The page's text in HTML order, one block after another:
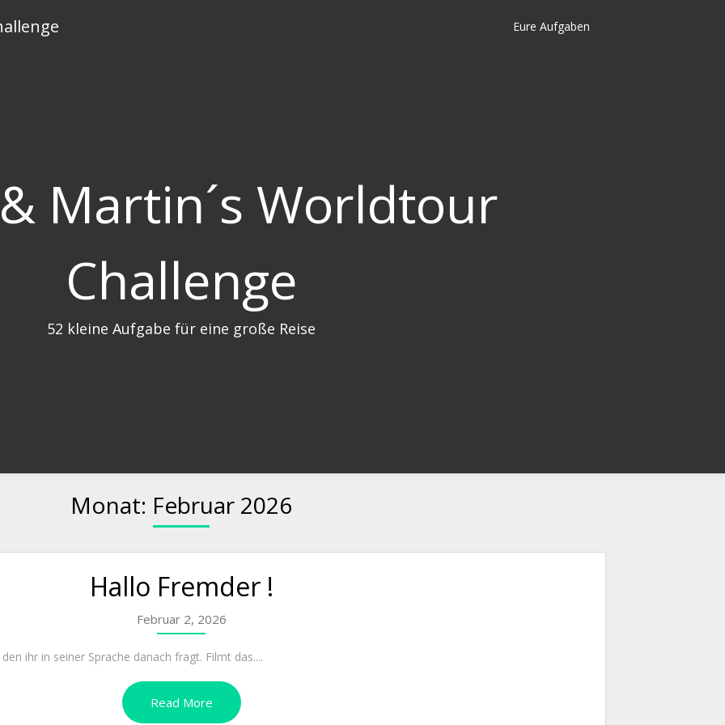
Eure Aufgaben
Martin´s Worldtour
Challenge
52 kleine Aufgabe für eine große Reise
Monat: Februar 2026
Hallo Fremder !
Februar 2, 2026
ihr in seiner Sprache danach fragt. Filmt das....
Read More